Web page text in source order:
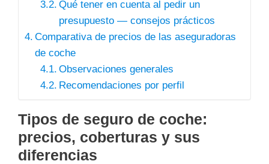
Qué tener en cuenta al pedir un
presupuesto — consejos prácticos
Comparativa de precios de las aseguradoras
de coche
Observaciones generales
Recomendaciones por perfil
Tipos de seguro de coche:
precios, coberturas y sus
diferencias